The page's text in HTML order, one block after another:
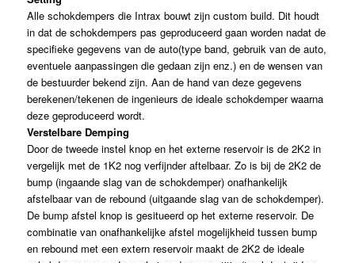
Alle schokdempers die Intrax bouwt zijn custom build. Dit houdt
in dat de schokdempers pas geproduceerd gaan worden nadat de
specifieke gegevens van de auto(type band, gebruik van de auto,
eventuele aanpassingen die gedaan zijn enz.) en de wensen van
de bestuurder bekend zijn. Aan de hand van deze gegevens
berekenen/tekenen de ingenieurs de ideale schokdemper waarna
deze geproduceerd wordt.
Verstelbare Demping
Door de tweede instel knop en het externe reservoir is de 2K2 in
vergelijk met de 1K2 nog verfijnder aftelbaar. Zo is bij de 2K2 de
bump (ingaande slag van de schokdemper) onafhankelijk
afstelbaar van de rebound (uitgaande slag van de schokdemper).
De bump afstel knop is gesitueerd op het externe reservoir. De
combinatie van onafhankelijke afstel mogelijkheid tussen bump
en rebound met een extern reservoir maakt de 2K2 de ideale